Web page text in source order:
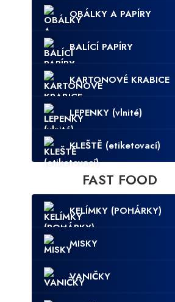
OBÁLKY A PAPÍRY
BALÍCÍ PAPÍRY
KARTONOVÉ KRABICE
LEPENKY (vlnité)
KLEŠTĚ (etiketovací)
FAST FOOD
KELÍMKY (POHÁRKY)
MISKY
VANIČKY